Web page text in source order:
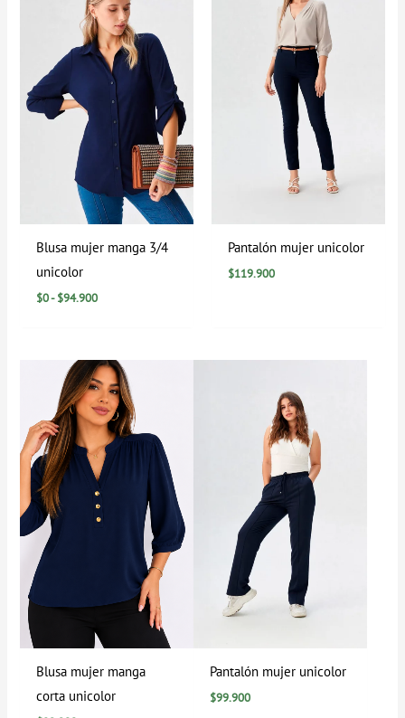
Blusa mujer manga 3/4
unicolor
$0- $94.900
$0
hasta
$94.900
Pantalón mujer unicolor
$119.900
Blusa mujer manga
corta unicolor
Pantalón mujer unicolor
$99.900